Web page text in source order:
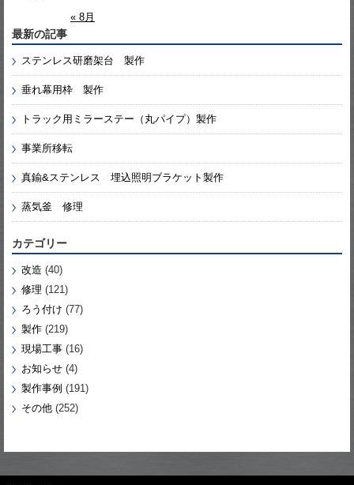
« 8月
最新の記事
ステンレス研磨架台 製作
垂れ幕用枠 製作
トラック用ミラーステー（丸パイプ）製作
事業所移転
真鍮&ステンレス 埋込照明ブラケット製作
蒸気釜 修理
カテゴリー
改造 (40)
修理 (121)
ろう付け (77)
製作 (219)
現場工事 (16)
お知らせ (4)
製作事例 (191)
その他 (252)